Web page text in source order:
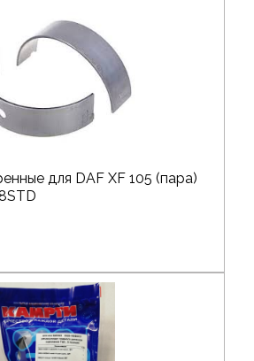
для DAF XF 105 (пара)